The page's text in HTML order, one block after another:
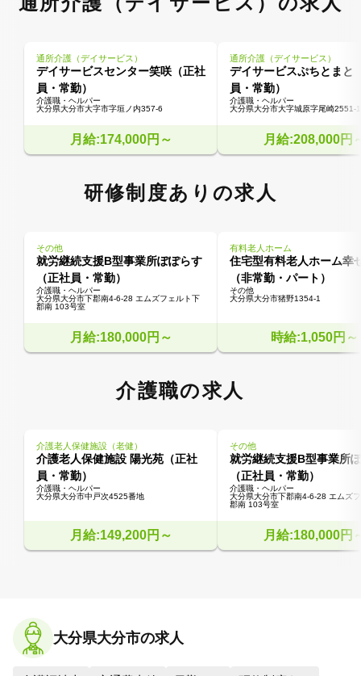
通所介護（デイサービス）
デイサービスセンター笑咲（正社
員・常勤）
介護職・ヘルパー
大分県大分市大字市字垣ノ内357-6
月給:174,000円～
通所介護（デイサービス）
デイサービスぷちとまと
員・常勤）
介護職・ヘルパー
大分県大分市大字城原字尾崎2551-
月給:208,000円
研修制度ありの求人
その他
就労継続支援B型事業所ぽぽらす
（正社員・常勤）
介護職・ヘルパー
大分県大分市下郡南4-6-28 エムズフェルト下
郡南 103号室
月給:180,000円～
有料老人ホーム
住宅型有料老人ホーム幸
（非常勤・パート）
その他
大分県大分市猪野1354-1
時給:1,050円～
介護職の求人
介護老人保健施設（老健）
介護老人保健施設 陽光苑（正社
員・常勤）
介護職・ヘルパー
大分県大分市中戸次4525番地
月給:149,200円～
その他
就労継続支援B型事業所
（正社員・常勤）
介護職・ヘルパー
大分県大分市下郡南4-6-28 エムズ
郡南 103号室
月給:180,000円
大分県大分市の求人